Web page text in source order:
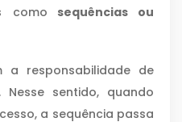
como sequências ou
a responsabilidade de
sentido, quando
a sequência passa